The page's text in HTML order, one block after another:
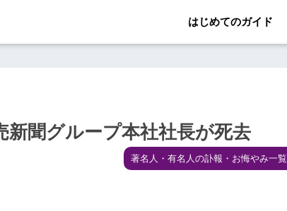
はじめてのガイド
新聞グループ本社社長が死去
著名人・有名人の訃報・お悔やみ一覧